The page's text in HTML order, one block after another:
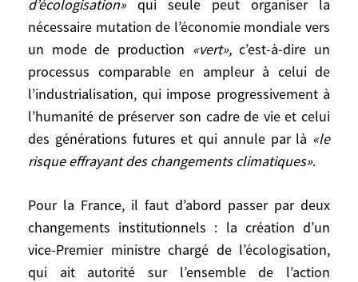
d’écologisation» qui seule peut organiser la
nécessaire mutation de l’économie mondiale vers
un mode de production «vert»,c’est-à-dire un
processus comparable en ampleur à celui de
l’industrialisation, qui impose progressivement à
l’humanité de préserver son cadre de vie et celui
des générations futures et qui annule par là «le
risque effrayant des changements climatiques».
Pour la France, il faut d’abord passer par deux
changements institutionnels : la création d’un
vice-Premier ministre chargé de l’écologisation,
qui ait autorité sur l’ensemble de l’action
famille, passera toujours avant.»
Dans ces conditions, c’est une«politique
d’écologisation»qui seule peut organiser
la nécessaire mutation de l’économie
mondiale vers un mode de
production«vert»,
c’est-à-dire un
processus comparable en ampleur à celui
de l’industrialisation, qui impose
son cadre de vie et celui des générations
futures et qui annule par là«le risque
effrayant des changements climatiques».